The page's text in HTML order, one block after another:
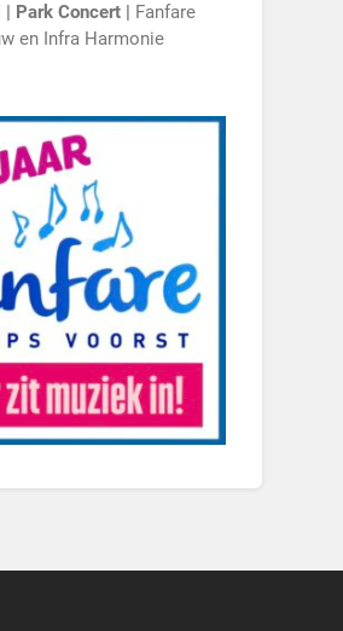
Park Concert | Fanfare
en Infra Harmonie